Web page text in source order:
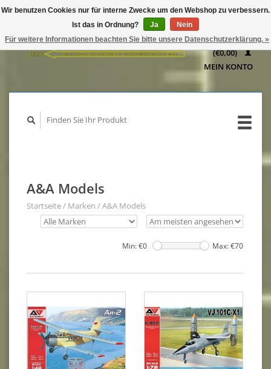
WARENKORB
(€0,00)
MEIN KONTO
A&A Models
Startseite/ Marken /A&A Models
Min: €0 Max: €70
Wir benutzen Cookies nur für interne Zwecke um den Webshop zu verbessern.
Ist das in Ordnung?
Ja
Nein
Für weitere Informationen beachten Sie bitte unsere Datenschutzerklärung. »